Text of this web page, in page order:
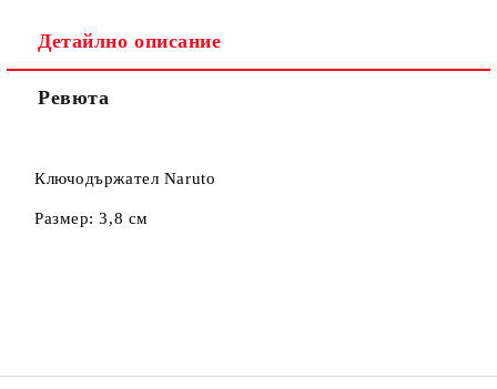
Съгласен съм с
Ние ще се свържем с вас в рамките на работния ден.
Детайлно описание
Ревюта
Ключодържател Naruto
Размер: 3,8 см